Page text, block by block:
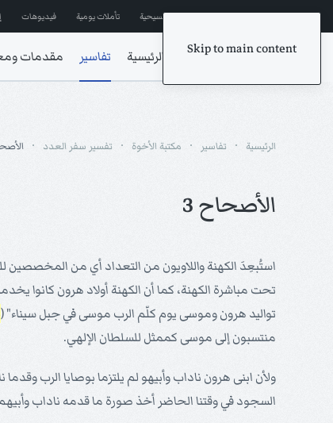
Skip to main content
إشترك في المراسلات ترانيم مسيحية تأملات يومية فيديوهات
الرئيسية تفاسير مقدمات
الرئيسية تفاسير مكتبة الأخوة تفسير سفر العدد
الأصحاح 3
استُبعِدَ الكهنة واللاويون من التعداد أي من المخصصين
تحت مباشرة الكهنة، كما أن الكهنة أولاد هرون كانوا
تواليد هرون وموسى يوم كلّم الرب موسى في جبل سيناء" (
منتسبون إلى موسى كممثل للسلطان الإلهي.
ولأن ابنى هرون ناداب وأبيهو لم يلتزما بوصايا الرب
السجود في وقتنا الحاضر أخذ صورة ما قدمه ناداب